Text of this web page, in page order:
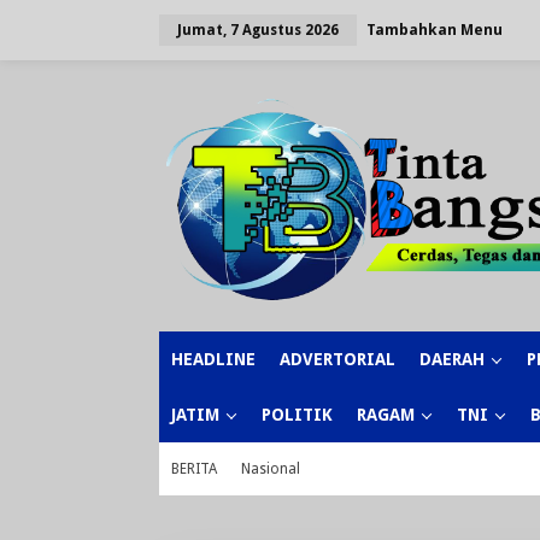
Jumat, 7 Agustus 2026 Tambahkan Menu
HEADLINE ADVERTORIAL DAERAH
JATIM POLITIK RAGAM TNI
BERITA Nasional